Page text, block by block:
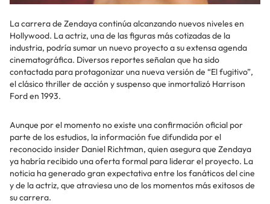
La carrera de Zendaya continúa alcanzando nuevos niveles en
Hollywood. La actriz, una de las figuras más cotizadas de la
industria, podría sumar un nuevo proyecto a su extensa agenda
cinematográfica. Diversos reportes señalan que ha sido
contactada para protagonizar una nueva versión de “El fugitivo”,
el clásico thriller de acción y suspenso que inmortalizó Harrison
Ford en 1993.
Aunque por el momento no existe una confirmación oficial por
parte de los estudios, la información fue difundida por el
reconocido insider Daniel Richtman, quien asegura que Zendaya
ya habría recibido una oferta formal para liderar el proyecto. La
noticia ha generado gran expectativa entre los fanáticos del cine
y de la actriz, que atraviesa uno de los momentos más exitosos de
su carrera.